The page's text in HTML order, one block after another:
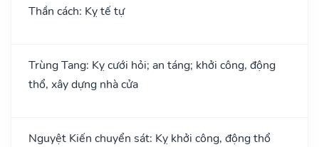
Thần cách: Kỵ tế tự
Trùng Tang: Kỵ cưới hỏi; an táng; khởi công, động
thổ, xây dựng nhà cửa
Nguyệt Kiến chuyển sát: Kỵ khởi công, động thổ